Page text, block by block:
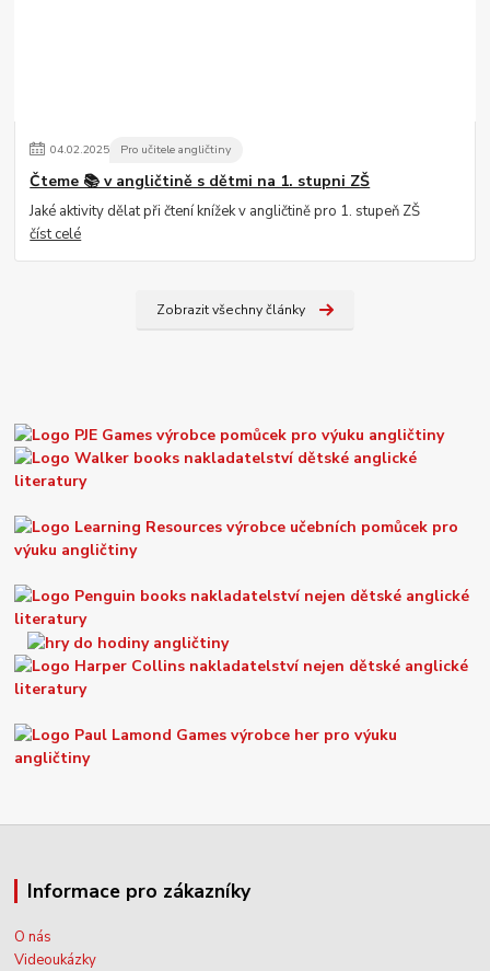
04.02.2025 Pro učitele angličtiny
Čteme 📚 v angličtině s dětmi na 1. stupni ZŠ
Jaké aktivity dělat při čtení knížek v angličtině pro 1. stupeň ZŠ
číst celé
Zobrazit všechny články
Informace pro zákazníky
O nás
Videoukázky